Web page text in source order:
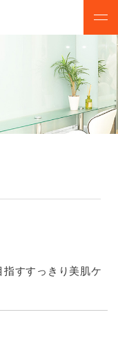
予約
すすっきり美肌ケ